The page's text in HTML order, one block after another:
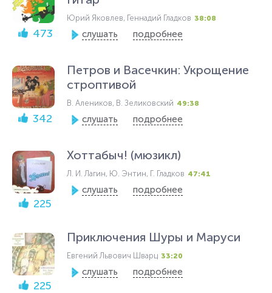
473
Юрий Яковлев, Геннадий Гладков 38:08
слушать подробнее
342
Петров и Васечкин: Укрощение
строптивой
В. Алеников, В. Зеликовский 49:38
слушать подробнее
225
Хоттабыч! (мюзикл)
Л. И. Лагин, Ю. Энтин, Г. Гладков 47:41
слушать подробнее
225
Приключения Шуры и Маруси
Евгений Львович Шварц 33:20
слушать подробнее